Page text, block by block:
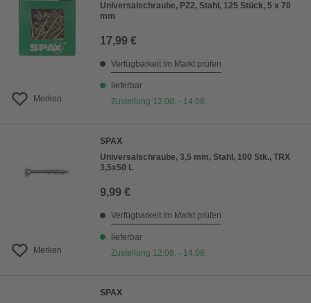
Merken
Universalschraube, PZ2, Stahl, 125 Stück, 5 x 70
mm
17,99 €
Verfügbarkeit im Markt prüfen
lieferbar
Zustellung 12.08. - 14.08.
Merken
SPAX
Universalschraube, 3,5 mm, Stahl, 100 Stk., TRX
3,5x50 L
9,99 €
Verfügbarkeit im Markt prüfen
lieferbar
Zustellung 12.08. - 14.08.
SPAX